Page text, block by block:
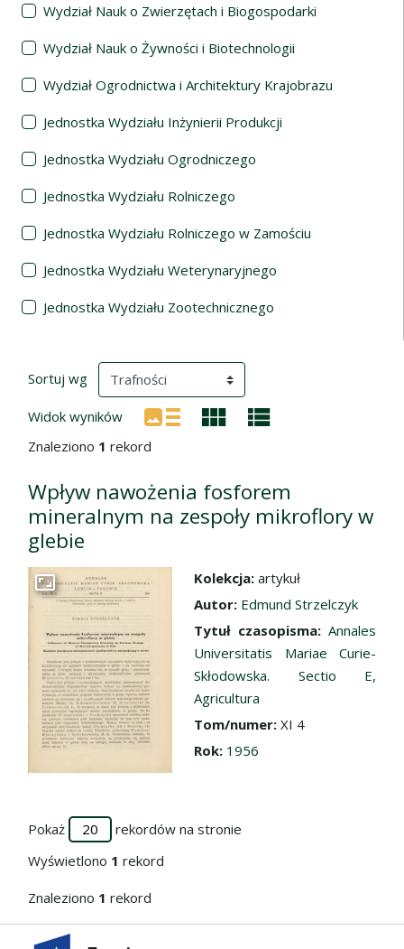
Wydział Nauk o Zwierzętach i Biogospodarki
Wydział Nauk o Żywności i Biotechnologii
Wydział Ogrodnictwa i Architektury Krajobrazu
Jednostka Wydziału Inżynierii Produkcji
Jednostka Wydziału Ogrodniczego
Jednostka Wydziału Rolniczego
Jednostka Wydziału Rolniczego w Zamościu
Jednostka Wydziału Weterynaryjnego
Jednostka Wydziału Zootechnicznego
Wyniki wyszukiwania
Sortuj wg (automatyczne przeładowanie treści)
Widok wyników
Znaleziono 1 rekord
Wpływ nawożenia fosforem
mineralnym na zespoły mikroflory w
glebie
Przejdź do zbioru
Kolekcja: artykuł
Autor: Edmund Strzelczyk
Tytuł czasopisma: Annales
Universitatis Mariae Curie-
Skłodowska. Sectio E,
Agricultura
Tom/numer: XI 4
Rok: 1956
Pokaż
rekordów na stronie
Wyświetlono 1 rekord
Znaleziono 1 rekord